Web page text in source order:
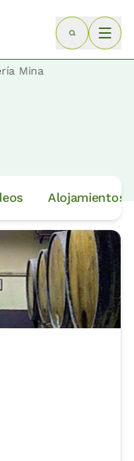
Mina
Alojamientos